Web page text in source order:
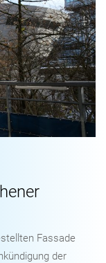
Fassade
der